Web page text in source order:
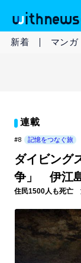
新着 マンガ
連載
#8 記憶をつなぐ旅
ダイビング
争」 伊江
住民1500人も死亡